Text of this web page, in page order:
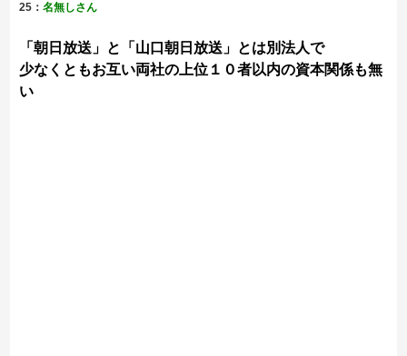
25：名無しさん
「朝日放送」と「山口朝日放送」とは別法人で
少なくともお互い両社の上位１０者以内の資本関係も無
い